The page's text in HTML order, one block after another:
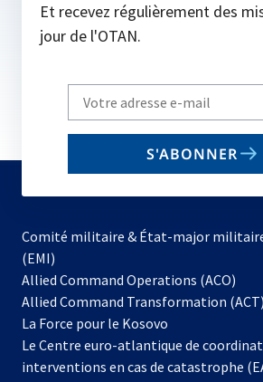
Et recevez régulièrement des
jour de l'OTAN.
Write
your
email
S'ABONNER
Comité militaire & État-major
(EMI)
Allied Command Operations (ACO)
dans
Allied Command Transformation (ACT)
La Force pour le Kosovo
dans
un
Le Centre euro-atlantique de
interventions en cas de catastrophe